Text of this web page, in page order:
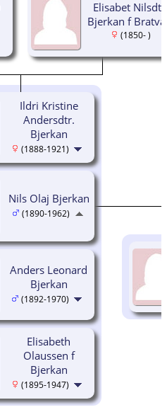
Elisabet
Bjerkan f
(1850- )
Ildri Kristine
Andersdtr.
Bjerkan
(1888-1921)
Anders Leonard
Bjerkan
(1892-1970)
Elisabeth
Olaussen f
Bjerkan
(1895-1947)
Nils Olaj Bjerkan
(1890-1962)